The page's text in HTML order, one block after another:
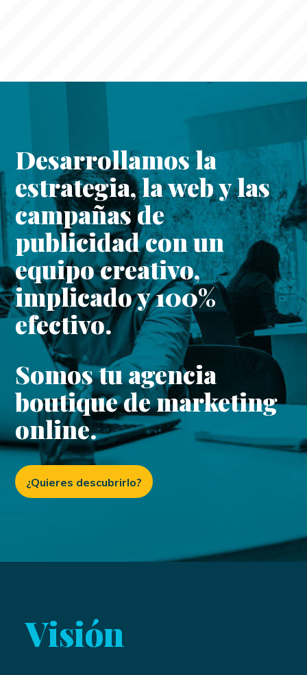
Desarrollamos la
estrategia, la web y las
campañas de
publicidad con un
equipo creativo,
implicado y 100%
efectivo.
Somos tu agencia
boutique de marketing
online.
¿Quieres descubrirlo?
Visión